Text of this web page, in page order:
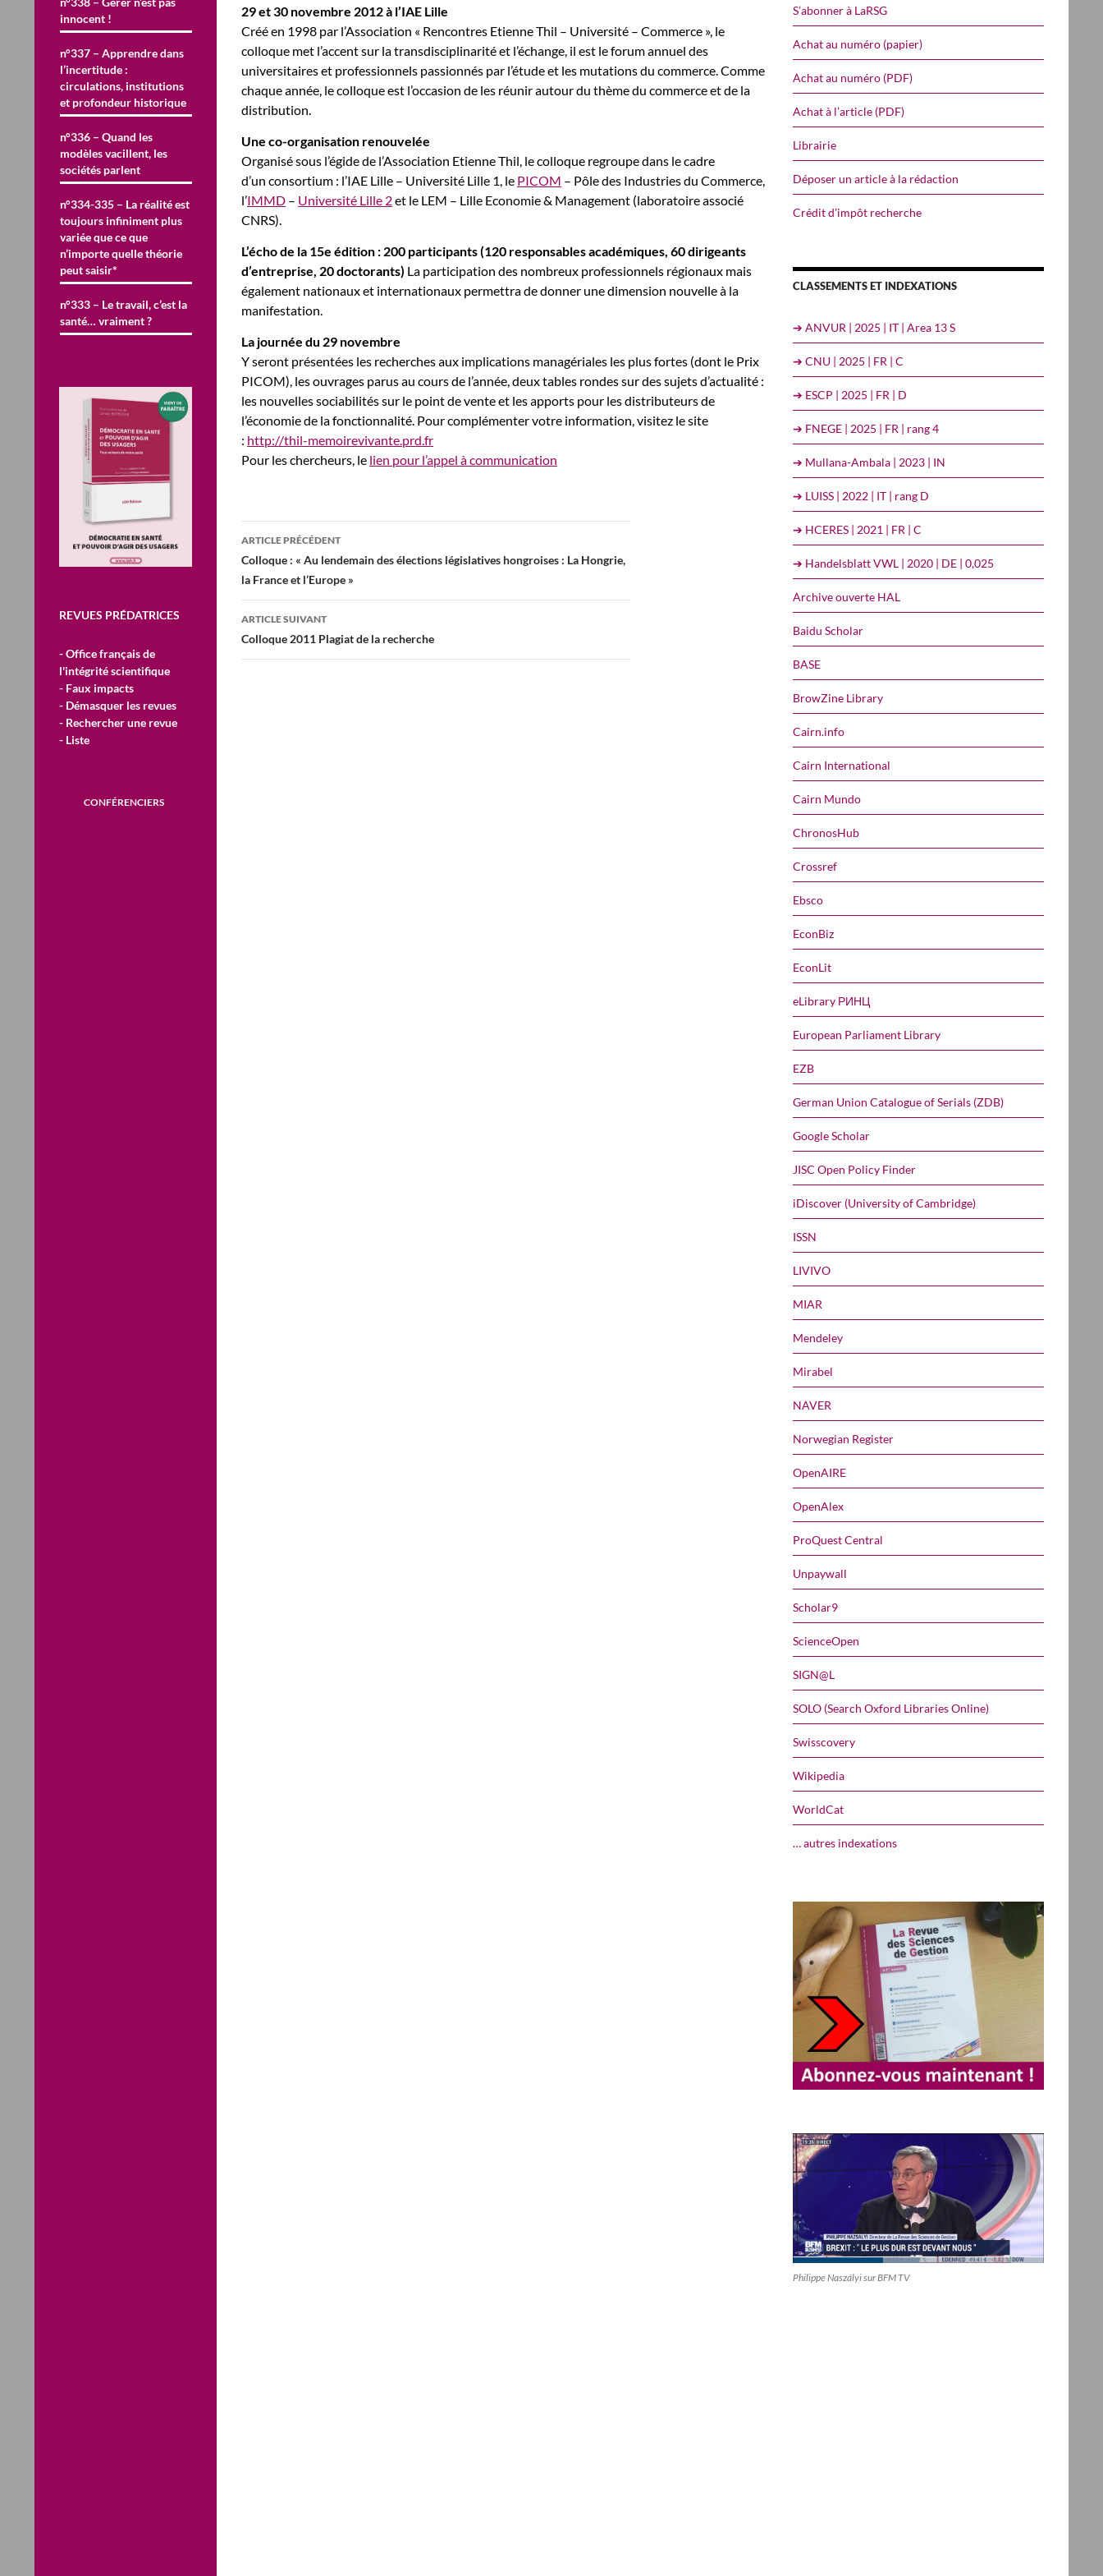
29 et 30 novembre 2012 à l’IAE Lille
Créé en 1998 par l’Association « Rencontres Etienne Thil – Université – Commerce », le
colloque met l’accent sur la transdisciplinarité et l’échange, il est le forum annuel des
universitaires et professionnels passionnés par l’étude et les mutations du commerce. Comme
chaque année, le colloque est l’occasion de les réunir autour du thème du commerce et de la
distribution.
Une co-organisation renouvelée
Organisé sous l’égide de l’Association Etienne Thil, le colloque regroupe dans le cadre
d’un consortium : l’IAE Lille – Université Lille 1, le PICOM – Pôle des Industries du Commerce,
l’IMMD – Université Lille 2et le LEM – Lille Economie & Management (laboratoire associé
CNRS).
L’écho de la 15e édition : 200 participants (120 responsables académiques, 60 dirigeants
d’entreprise, 20 doctorants) La participation des nombreux professionnels régionaux mais
également nationaux et internationaux permettra de donner une dimension nouvelle à la
manifestation.
La journée du 29 novembre
Y seront présentées les recherches aux implications managériales les plus fortes (dont le Prix
PICOM), les ouvrages parus au cours de l’année, deux tables rondes sur des sujets d’actualité :
les nouvelles sociabilités sur le point de vente et les apports pour les distributeurs de
l’économie de la fonctionnalité. Pour complémenter votre information, visitez le site
: http://thil-memoirevivante.prd.fr
Pour les chercheurs, le lien pour l’appel à communication
Navigation
des
articles
ARTICLE PRÉCÉDENT
Colloque : « Au lendemain des élections législatives hongroises : La Hongrie,
la France et l’Europe »
ARTICLE SUIVANT
Colloque 2011 Plagiat de la recherche
S’abonner à LaRSG
Achat au numéro (papier)
Achat au numéro (PDF)
Achat à l’article (PDF)
Librairie
Déposer un article à la rédaction
Crédit d’impôt recherche
CLASSEMENTS ET INDEXATIONS
➔ ANVUR | 2025 | IT | Area 13 S
➔ CNU | 2025 | FR | C
➔ ESCP | 2025 | FR | D
➔ FNEGE | 2025 | FR | rang 4
➔ Mullana-Ambala | 2023 | IN
➔ LUISS | 2022 | IT | rang D
➔ HCERES | 2021 | FR | C
➔ Handelsblatt VWL | 2020 | DE | 0,025
Archive ouverte HAL
Baidu Scholar
BASE
BrowZine Library
Cairn.info
Cairn International
Cairn Mundo
ChronosHub
Crossref
Ebsco
EconBiz
EconLit
eLibrary РИНЦ
European Parliament Library
EZB
German Union Catalogue of Serials (ZDB)
Google Scholar
JISC Open Policy Finder
iDiscover (University of Cambridge)
ISSN
LIVIVO
MIAR
Mendeley
Mirabel
NAVER
Norwegian Register
OpenAIRE
OpenAlex
ProQuest Central
Unpaywall
Scholar9
ScienceOpen
SIGN@L
SOLO (Search Oxford Libraries Online)
Swisscovery
Wikipedia
WorldCat
… autres indexations
Philippe Naszályi sur BFM TV
innocent !
n°337 – Apprendre dans
l’incertitude :
circulations, institutions
et profondeur historique
n°336 – Quand les
modèles vacillent, les
sociétés parlent
n°334-335 – La réalité est
toujours infiniment plus
variée que ce que
n’importe quelle théorie
peut saisir*
n°333 – Le travail, c’est la
santé… vraiment ?
REVUES PRÉDATRICES
- Office français de
l'intégrité scientifique
- Faux impacts
- Démasquer les revues
- Rechercher une revue
- Liste
CONFÉRENCIERS